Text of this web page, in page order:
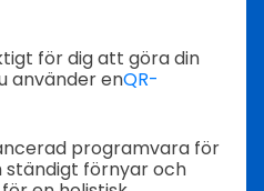
för dig att göra din
använder enQR-
programvara för
ständigt förnyar och